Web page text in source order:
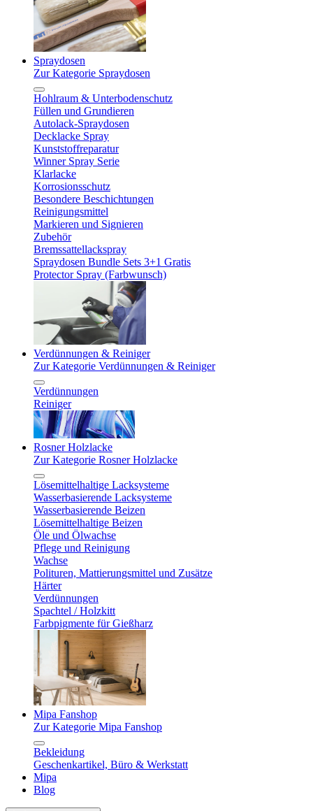
Spraydosen
Zur Kategorie Spraydosen
Hohlraum & Unterbodenschutz
Füllen und Grundieren
Autolack-Spraydosen
Decklacke Spray
Kunststoffreparatur
Winner Spray Serie
Klarlacke
Korrosionsschutz
Besondere Beschichtungen
Reinigungsmittel
Markieren und Signieren
Zubehör
Bremssattellackspray
Spraydosen Bundle Sets 3+1 Gratis
Protector Spray (Farbwunsch)
Verdünnungen & Reiniger
Zur Kategorie Verdünnungen & Reiniger
Verdünnungen
Reiniger
Rosner Holzlacke
Zur Kategorie Rosner Holzlacke
Lösemittelhaltige Lacksysteme
Wasserbasierende Lacksysteme
Wasserbasierende Beizen
Lösemittelhaltige Beizen
Öle und Ölwachse
Pflege und Reinigung
Wachse
Polituren, Mattierungsmittel und Zusätze
Härter
Verdünnungen
Spachtel / Holzkitt
Farbpigmente für Gießharz
Mipa Fanshop
Zur Kategorie Mipa Fanshop
Bekleidung
Geschenkartikel, Büro & Werkstatt
Mipa
Blog